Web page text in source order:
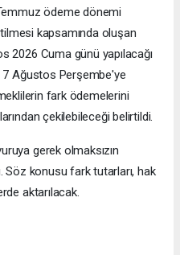
Temmuz ödeme dönemi
kapsamında oluşan
2026 Cuma günü yapılacağı
7 Ağustos Perşembe'ye
fark ödemelerini
çekilebileceği belirtildi.
gerek olmaksızın
Söz konusu fark tutarları, hak
aktarılacak.